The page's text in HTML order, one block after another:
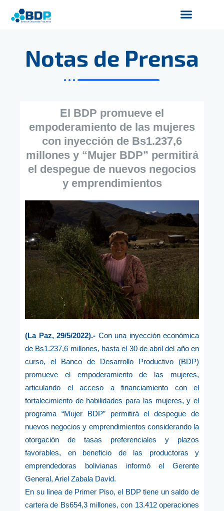
Notas de Prensa
El BDP promueve el
empoderamiento de las mujeres
con inyección de Bs1.237,6
millones y “Mujer BDP” permitirá
el despegue de nuevos negocios
y emprendimientos
(La Paz, 29/5/2022).- Con una inyección económica
de Bs1.237,6 millones, hasta el 30 de abril del año en
curso, el Banco de Desarrollo Productivo (BDP)
promueve el empoderamiento de las mujeres,
articulando el acceso a financiamiento con el
fortalecimiento de habilidades para las mujeres, y el
programa “Mujer BDP” permitirá el despegue de
nuevos negocios y emprendimientos considerando la
otorgación de tasas preferenciales y plazos
favorables, en beneficio de las productoras y
emprendedoras bolivianas informó el Gerente
General, Ariel Zabala David.
En su línea de Primer Piso, el BDP tiene un saldo de
cartera de Bs654,3 millones, con 13.412 operaciones